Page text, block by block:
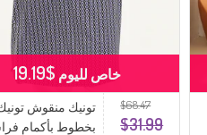
$68.47
$31.99
تونيك منقوش
بخطوط بأكمام
خاص لليوم $19.19